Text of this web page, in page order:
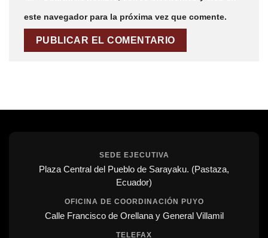
este navegador para la próxima vez que comente.
SEDE EJECUTIVA
Plaza Central del Pueblo de Sarayaku. (Pastaza,
Ecuador)
OFICINA DE COORDINACIÓN PUYO
Calle Francisco de Orellana y General Villamil
TELEFAX